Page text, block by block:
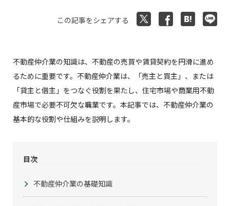
この記事をシェアする
不動産仲介業の知識は、不動産の売買や賃貸契約を円滑に進め
るために重要です。不動産仲介業は、「売主と買主」、または
「貸主と借主」をつなぐ役割を果たし、住宅市場や商業用不動
産市場で必要不可欠な職業です。本記事では、不動産仲介業の
基本的な役割や仕組みを説明します。
目次
不動産仲介業の基礎知識